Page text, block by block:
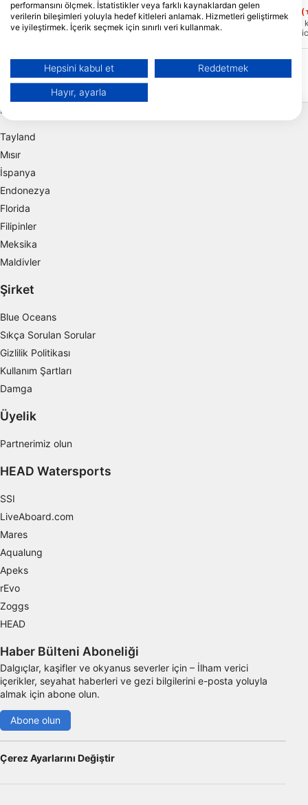
chira rochi(★4.8)
Dalış merkezinden sadece 10 dakikalık bir
navigasyonla ulaşılabilen bu resif,
sadece birkaç metre altına sahiptir!
Şnorkelli yüzmeden deneyimli dalgıçlara
kadar Bu site olağanüstü.
Passe bateau sud
Güney tekneleri geçidi
Mayotte'nin en
bölgede "büyük
yüksektir. 25 metrede,
cenneti izlemek için
mağara bulacaksınız ...
Popüler Destinasyonlar
Tayland
Mısır
İspanya
Endonezya
Florida
Filipinler
Meksika
Maldivler
Şirket
Blue Oceans
Sıkça Sorulan Sorular
Gizlilik Politikası
Kullanım Şartları
Damga
Üyelik
Partnerimiz olun
HEAD Watersports
SSI
LiveAboard.com
Mares
Aqualung
Apeks
rEvo
Zoggs
HEAD
Haber Bülteni Aboneliği
Dalgıçlar, kaşifler ve okyanus severler için – İlham verici
içerikler, seyahat haberleri ve gezi bilgilerini e-posta yoluyla
almak için abone olun.
Abone olun
Çerez Ayarlarını Değiştir
performansını ölçmek. İstatistikler veya farklı kaynaklardan gelen
verilerin bileşimleri yoluyla hedef kitleleri anlamak. Hizmetleri geliştirmek
ve iyileştirmek. İçerik seçmek için sınırlı veri kullanmak.
Veriler Avrupa Birliği dışında paylaşılabilir ve ABD'ye gönderilebilir.
Onayınız ve cookie politikası yalnızca bu web sitesi/uygulama için
IAB işleme amaçları:
onlara cihazdan erişmek
Reklam seçmek için sınırlı veri kullanmak
Kişiselleştirilmiş reklam için profiller
oluşturmak
İçeriği kişiselleştirmek için profiller
oluşturmak
Kişiselleştirilmiş içerik seçmek için profilleri
Reklam performansını ölçmek
İçerik performansını ölçmek
İstatistikler veya farklı kaynaklardan gelen
anlamak
IAB Özel Özellikleri:
Kesin coğrafi konum verilerini kullanmak
cihazları belirlemek
Gerekli
Verim
Fonksiyonel
Reklâm
Hepsini kabul et Reddetmek
Hayır, ayarla